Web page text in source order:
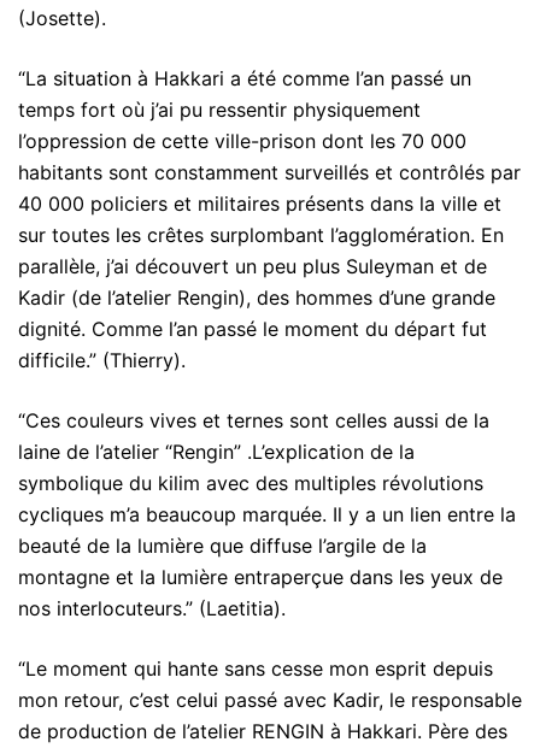
(Josette).
“La situation à Hakkari a été comme l’an passé un
temps fort où j’ai pu ressentir physiquement
l’oppression de cette ville-prison dont les 70 000
habitants sont constamment surveillés et contrôlés par
40 000 policiers et militaires présents dans la ville et
sur toutes les crêtes surplombant l’agglomération. En
parallèle, j’ai découvert un peu plus Suleyman et de
Kadir (de l’atelier Rengin), des hommes d’une grande
dignité. Comme l’an passé le moment du départ fut
difficile.” (Thierry).
“Ces couleurs vives et ternes sont celles aussi de la
laine de l’atelier “Rengin” .L’explication de la
symbolique du kilim avec des multiples révolutions
cycliques m’a beaucoup marquée. Il y a un lien entre la
beauté de la lumière que diffuse l’argile de la
montagne et la lumière entraperçue dans les yeux de
nos interlocuteurs.” (Laetitia).
“Le moment qui hante sans cesse mon esprit depuis
mon retour, c’est celui passé avec Kadir, le responsable
de production de l’atelier RENGIN à Hakkari. Père des